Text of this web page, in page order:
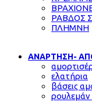
ΡΑΒΔΟΣ
ΠΛΗΜΝΗ
ΑΝΑΡΤΗΣΗ-
ελατήρια
βάσεις